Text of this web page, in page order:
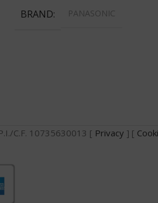
BRAND PANASONIC
C.F. 10735630013 [ Privacy ] [